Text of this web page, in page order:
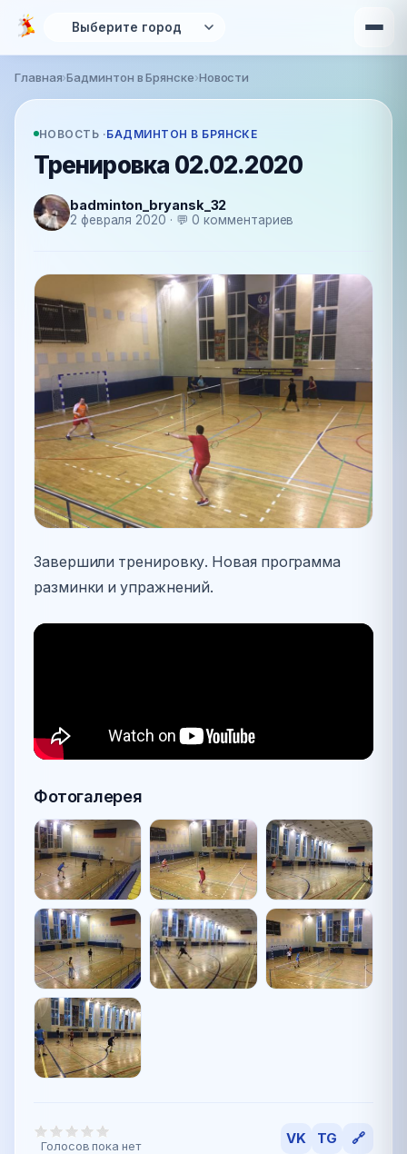
Перейти к основному содержанию
Вы здесь
Главная›Бадминтон в Брянске›Новости
НОВОСТЬ ·БАДМИНТОН В БРЯНСКЕ
Тренировка 02.02.2020
badminton_bryansk_32
2 февраля 2020 · 💬 0 комментариев
Завершили тренировку. Новая программа
разминки и упражнений.
Фотогалерея
Голосов пока нет VK TG 🔗